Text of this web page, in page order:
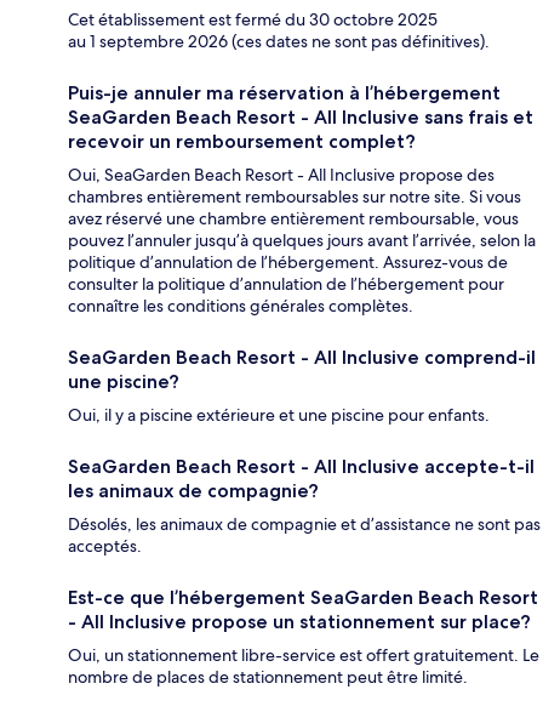
Cet établissement est fermé du 30 octobre 2025
au 1 septembre 2026 (ces dates ne sont pas définitives).
Puis-je annuler ma réservation à l’hébergement
SeaGarden Beach Resort - All Inclusive sans frais et
recevoir un remboursement complet?
Oui, SeaGarden Beach Resort - All Inclusive propose des
chambres entièrement remboursables sur notre site. Si vous
avez réservé une chambre entièrement remboursable, vous
pouvez l’annuler jusqu’à quelques jours avant l’arrivée, selon la
politique d’annulation de l’hébergement. Assurez-vous de
consulter la politique d’annulation de l’hébergement pour
connaître les conditions générales complètes.
SeaGarden Beach Resort - All Inclusive comprend-il
une piscine?
Oui, il y a piscine extérieure et une piscine pour enfants.
SeaGarden Beach Resort - All Inclusive accepte-t-il
les animaux de compagnie?
Désolés, les animaux de compagnie et d’assistance ne sont pas
acceptés.
Est-ce que l’hébergement SeaGarden Beach Resort
- All Inclusive propose un stationnement sur place?
Oui, un stationnement libre-service est offert gratuitement. Le
nombre de places de stationnement peut être limité.